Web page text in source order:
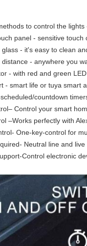
to control the lights
panel - sensitive touch
glass - it's easy to clean
distance - anywhere you
- with red and green
- smart life or tuya smart
scheduled/countdown
Control your smart
–Works perfectly with
One-key-control for
Neutral line and
Control electronic